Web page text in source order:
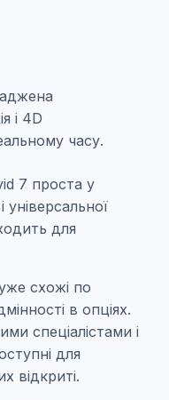
і 4D
часу.
7 проста у
універсальної
для
схожі по
в опціях.
спеціалістами і
для
відкриті.